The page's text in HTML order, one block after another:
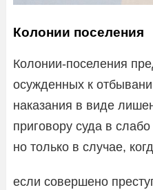
Колонии поселения
Колонии-поселения
осужденных к
наказания в виде
приговору суда в
но только в случае,
если совершено